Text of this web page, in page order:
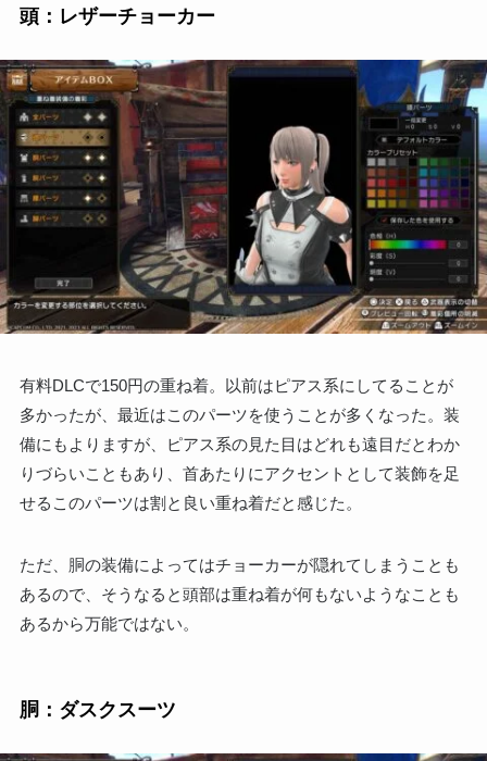
頭：レザーチョーカー
有料DLCで150円の重ね着。以前はピアス系にしてることが
多かったが、最近はこのパーツを使うことが多くなった。装
備にもよりますが、ピアス系の見た目はどれも遠目だとわか
りづらいこともあり、首あたりにアクセントとして装飾を足
せるこのパーツは割と良い重ね着だと感じた。
ただ、胴の装備によってはチョーカーが隠れてしまうことも
あるので、そうなると頭部は重ね着が何もないようなことも
あるから万能ではない。
胴：ダスクスーツ